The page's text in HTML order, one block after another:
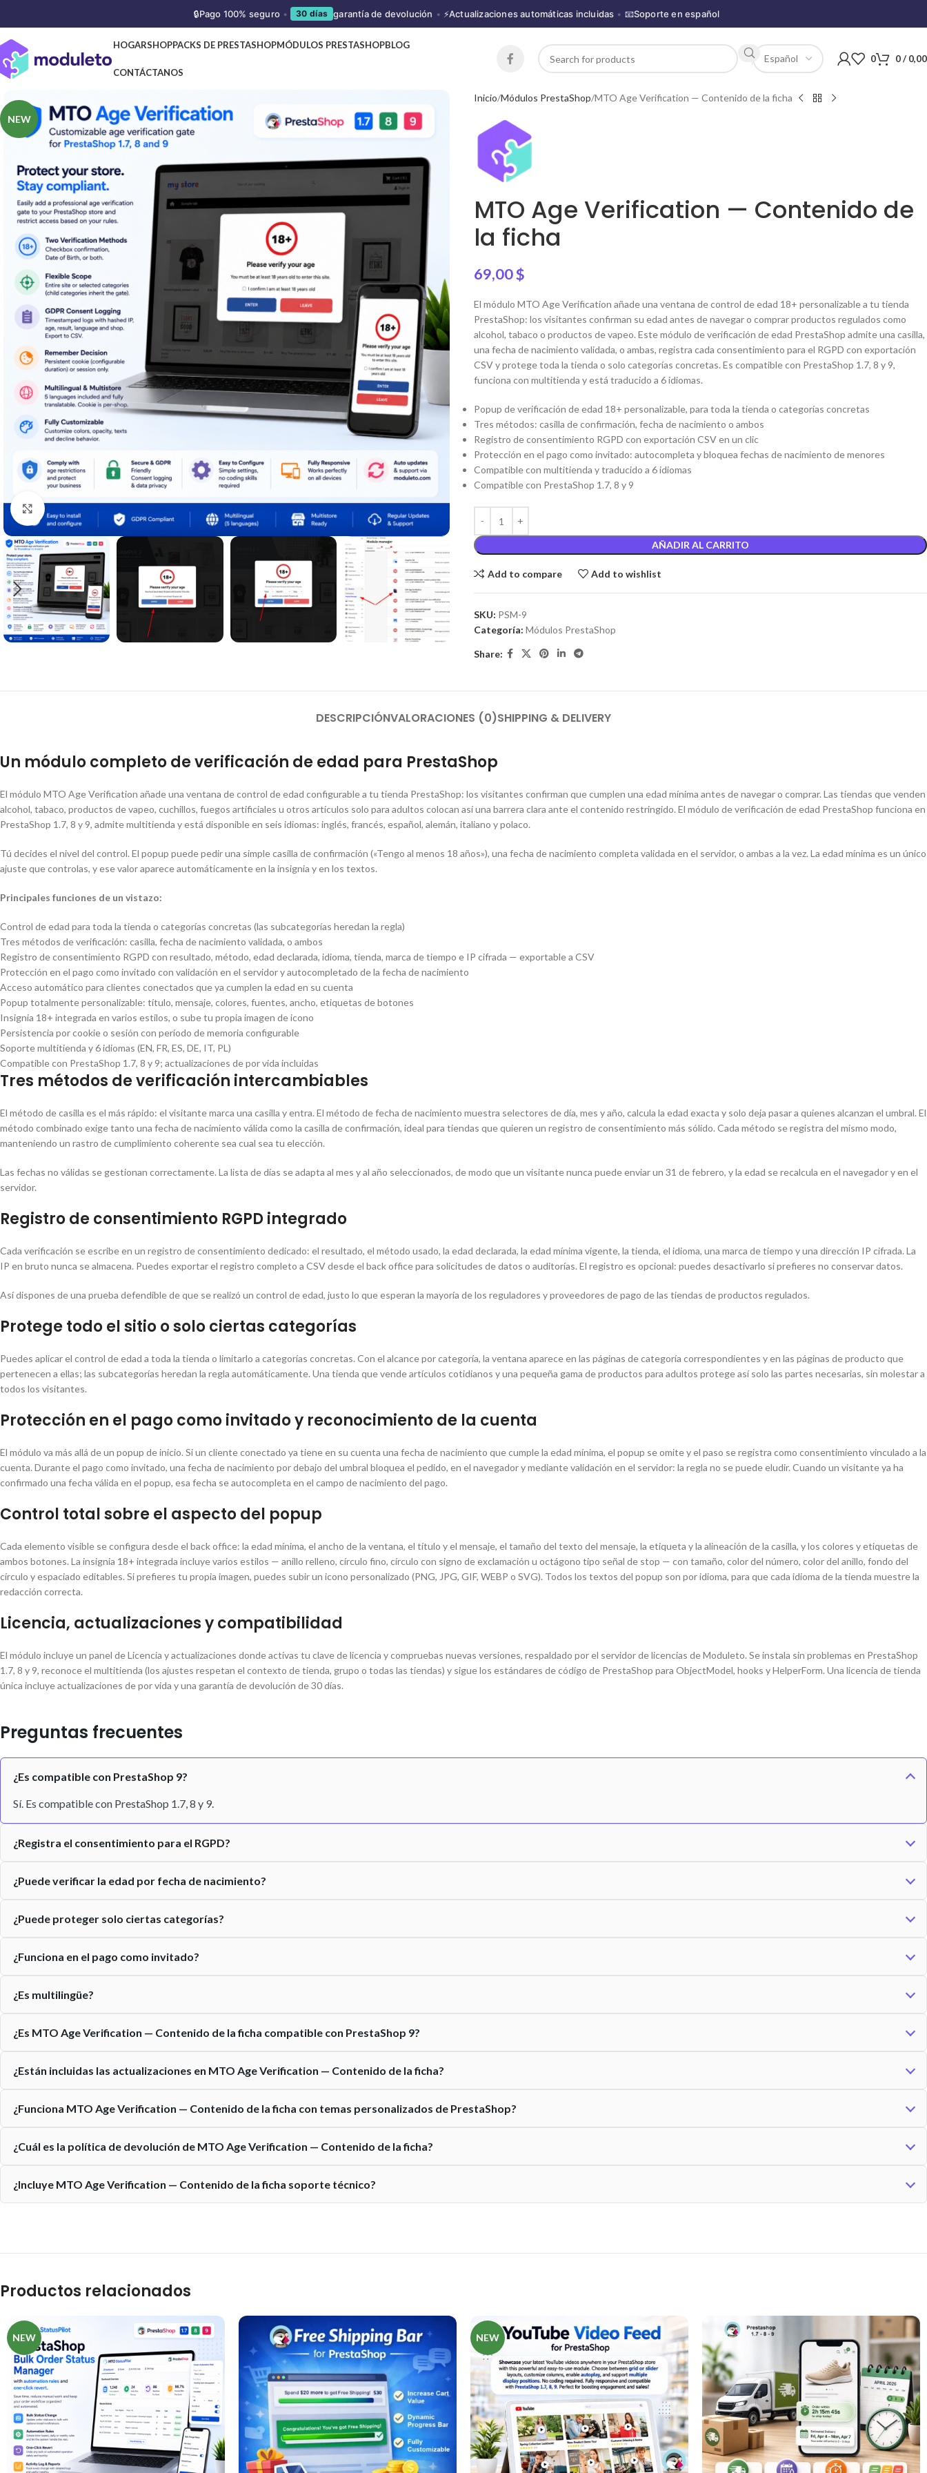
🔒Pago 100% seguro • 30 días garantía de devolución • ⚡Actualizaciones automáticas incluidas • 📧Soporte en español
HOGARSHOPPACKS DE PRESTASHOPMÓDULOS PRESTASHOPBLOG
CONTÁCTANOS
0 0/
NEW
Inicio Módulos PrestaShop MTO Age Verification — Contenido de la ficha
MTO Age Verification — Contenido de
la ficha
69,00$
El módulo MTO Age Verification añade una ventana de control de edad 18+ personalizable a tu tienda
PrestaShop: los visitantes confirman su edad antes de navegar o comprar productos regulados como
alcohol, tabaco o productos de vapeo. Este módulo de verificación de edad PrestaShop admite una casilla,
una fecha de nacimiento validada, o ambas, registra cada consentimiento para el RGPD con exportación
CSV y protege toda la tienda o solo categorías concretas. Es compatible con PrestaShop 1.7, 8 y 9,
funciona con multitienda y está traducido a 6 idiomas.
Popup de verificación de edad 18+ personalizable, para toda la tienda o categorías concretas
Tres métodos: casilla de confirmación, fecha de nacimiento o ambos
Registro de consentimiento RGPD con exportación CSV en un clic
Protección en el pago como invitado: autocompleta y bloquea fechas de nacimiento de menores
Compatible con multitienda y traducido a 6 idiomas
Compatible con PrestaShop 1.7, 8 y 9
AÑADIR AL CARRITO
Add to compare Add to wishlist
SKU: PSM-9
Categoría: Módulos PrestaShop
Share:
DESCRIPCIÓNVALORACIONES (0)SHIPPING & DELIVERY
Un módulo completo de verificación de edad para PrestaShop
El módulo MTO Age Verification añade una ventana de control de edad configurable a tu tienda PrestaShop: los visitantes confirman que cumplen una edad mínima antes de navegar o comprar. Las tiendas que venden
alcohol, tabaco, productos de vapeo, cuchillos, fuegos artificiales u otros artículos solo para adultos colocan así una barrera clara ante el contenido restringido. El módulo de verificación de edad PrestaShop funciona en
PrestaShop 1.7, 8 y 9, admite multitienda y está disponible en seis idiomas: inglés, francés, español, alemán, italiano y polaco.
Tú decides el nivel del control. El popup puede pedir una simple casilla de confirmación («Tengo al menos 18 años»), una fecha de nacimiento completa validada en el servidor, o ambas a la vez. La edad mínima es un único
ajuste que controlas, y ese valor aparece automáticamente en la insignia y en los textos.
Principales funciones de un vistazo:
Control de edad para toda la tienda o categorías concretas (las subcategorías heredan la regla)
Tres métodos de verificación: casilla, fecha de nacimiento validada, o ambos
Registro de consentimiento RGPD con resultado, método, edad declarada, idioma, tienda, marca de tiempo e IP cifrada — exportable a CSV
Protección en el pago como invitado con validación en el servidor y autocompletado de la fecha de nacimiento
Acceso automático para clientes conectados que ya cumplen la edad en su cuenta
Popup totalmente personalizable: título, mensaje, colores, fuentes, ancho, etiquetas de botones
Insignia 18+ integrada en varios estilos, o sube tu propia imagen de icono
Persistencia por cookie o sesión con período de memoria configurable
Soporte multitienda y 6 idiomas (EN, FR, ES, DE, IT, PL)
Compatible con PrestaShop 1.7, 8 y 9; actualizaciones de por vida incluidas
Tres métodos de verificación intercambiables
El método de casilla es el más rápido: el visitante marca una casilla y entra. El método de fecha de nacimiento muestra selectores de día, mes y año, calcula la edad exacta y solo deja pasar a quienes alcanzan el umbral. El
método combinado exige tanto una fecha de nacimiento válida como la casilla de confirmación, ideal para tiendas que quieren un registro de consentimiento más sólido. Cada método se registra del mismo modo,
manteniendo un rastro de cumplimiento coherente sea cual sea tu elección.
Las fechas no válidas se gestionan correctamente. La lista de días se adapta al mes y al año seleccionados, de modo que un visitante nunca puede enviar un 31 de febrero, y la edad se recalcula en el navegador y en el
servidor.
Registro de consentimiento RGPD integrado
Cada verificación se escribe en un registro de consentimiento dedicado: el resultado, el método usado, la edad declarada, la edad mínima vigente, la tienda, el idioma, una marca de tiempo y una dirección IP cifrada. La
IP en bruto nunca se almacena. Puedes exportar el registro completo a CSV desde el back office para solicitudes de datos o auditorías. El registro es opcional: puedes desactivarlo si prefieres no conservar datos.
Así dispones de una prueba defendible de que se realizó un control de edad, justo lo que esperan la mayoría de los reguladores y proveedores de pago de las tiendas de productos regulados.
Protege todo el sitio o solo ciertas categorías
Puedes aplicar el control de edad a toda la tienda o limitarlo a categorías concretas. Con el alcance por categoría, la ventana aparece en las páginas de categoría correspondientes y en las páginas de producto que
pertenecen a ellas; las subcategorías heredan la regla automáticamente. Una tienda que vende artículos cotidianos y una pequeña gama de productos para adultos protege así solo las partes necesarias, sin molestar a
todos los visitantes.
Protección en el pago como invitado y reconocimiento de la cuenta
El módulo va más allá de un popup de inicio. Si un cliente conectado ya tiene en su cuenta una fecha de nacimiento que cumple la edad mínima, el popup se omite y el paso se registra como consentimiento vinculado a la
cuenta. Durante el pago como invitado, una fecha de nacimiento por debajo del umbral bloquea el pedido, en el navegador y mediante validación en el servidor: la regla no se puede eludir. Cuando un visitante ya ha
confirmado una fecha válida en el popup, esa fecha se autocompleta en el campo de nacimiento del pago.
Control total sobre el aspecto del popup
Cada elemento visible se configura desde el back office: la edad mínima, el ancho de la ventana, el título y el mensaje, el tamaño del texto del mensaje, la etiqueta y la alineación de la casilla, y los colores y etiquetas de
ambos botones. La insignia 18+ integrada incluye varios estilos — anillo relleno, círculo fino, círculo con signo de exclamación u octágono tipo señal de stop — con tamaño, color del número, color del anillo, fondo del
círculo y espaciado editables. Si prefieres tu propia imagen, puedes subir un icono personalizado (PNG, JPG, GIF, WEBP o SVG). Todos los textos del popup son por idioma, para que cada idioma de la tienda muestre la
redacción correcta.
Licencia, actualizaciones y compatibilidad
El módulo incluye un panel de Licencia y actualizaciones donde activas tu clave de licencia y compruebas nuevas versiones, respaldado por el servidor de licencias de Moduleto. Se instala sin problemas en PrestaShop
1.7, 8 y 9, reconoce el multitienda (los ajustes respetan el contexto de tienda, grupo o todas las tiendas) y sigue los estándares de código de PrestaShop para ObjectModel, hooks y HelperForm. Una licencia de tienda
única incluye actualizaciones de por vida y una garantía de devolución de 30 días.
Preguntas frecuentes
¿Es compatible con PrestaShop 9?
Sí. Es compatible con PrestaShop 1.7, 8 y 9.
¿Registra el consentimiento para el RGPD?
¿Puede verificar la edad por fecha de nacimiento?
¿Puede proteger solo ciertas categorías?
¿Funciona en el pago como invitado?
¿Es multilingüe?
¿Es MTO Age Verification — Contenido de la ficha compatible con PrestaShop 9?
¿Están incluidas las actualizaciones en MTO Age Verification — Contenido de la ficha?
¿Funciona MTO Age Verification — Contenido de la ficha con temas personalizados de PrestaShop?
¿Cuál es la política de devolución de MTO Age Verification — Contenido de la ficha?
¿Incluye MTO Age Verification — Contenido de la ficha soporte técnico?
Productos relacionados
NEW NEW